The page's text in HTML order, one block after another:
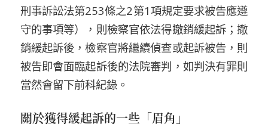
刑事訴訟法第253條之2第1項規定要求被告應遵
守的事項等），則檢察官依法得撤銷緩起訴；撤
銷緩起訴後，檢察官將繼續偵查或起訴被告，則
被告即會面臨起訴後的法院審判 ， 如判決有罪則
當然會留下前科紀錄。
關於獲得緩起訴的一些 「眉角」